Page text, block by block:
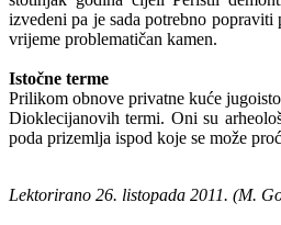
izvedeni pa je sada potrebno
vrijeme problematičan kamen.
Istočne terme
Prilikom obnove privatne kuće
Dioklecijanovih termi. Oni su
poda prizemlja ispod koje se može
Lektorirano 26. listopada 2011. (M.